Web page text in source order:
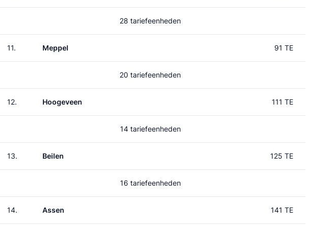
28 tariefeenheden
11. Meppel 91 TE
20 tariefeenheden
12. Hoogeveen 111 TE
14 tariefeenheden
13. Beilen 125 TE
16 tariefeenheden
14. Assen 141 TE